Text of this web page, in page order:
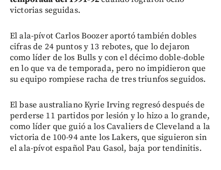
victorias seguidas.
El ala-pívot Carlos Boozer aportó también dobles
cifras de 24 puntos y 13 rebotes, que lo dejaron
como líder de los Bulls y con el décimo doble-doble
en lo que va de temporada, pero no impidieron que
su equipo rompiese racha de tres triunfos seguidos.
El base australiano Kyrie Irving regresó después de
perderse 11 partidos por lesión y lo hizo a lo grande,
como líder que guió a los Cavaliers de Cleveland a la
victoria de 100-94 ante los Lakers, que siguieron sin
el ala-pívot español Pau Gasol, baja por tendinitis.